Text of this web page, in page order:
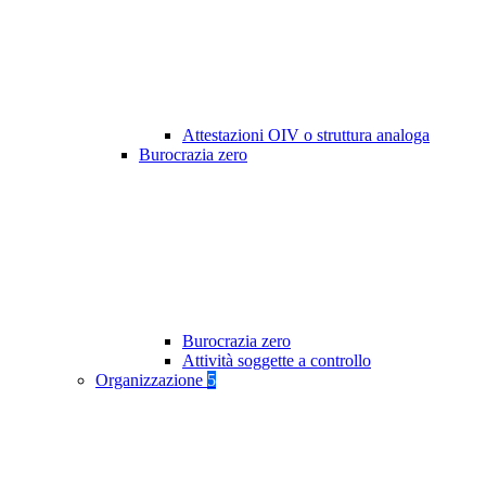
Attestazioni OIV o struttura analoga
Burocrazia zero
Burocrazia zero
Attività soggette a controllo
Organizzazione 5